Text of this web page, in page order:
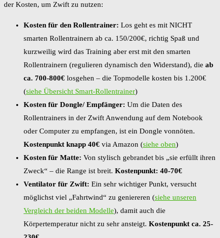
der Kosten, um Zwift zu nutzen:
Kosten für den Rollentrainer: Los geht es mit NICHT
smarten Rollentrainern ab ca. 150/200€, richtig Spaß und
kurzweilig wird das Training aber erst mit den smarten
Rollentrainern (regulieren dynamisch den Widerstand), die ab
ca. 700-800€ losgehen – die Topmodelle kosten bis 1.200€
(siehe Übersicht Smart-Rollentrainer)
Kosten für Dongle/ Empfänger: Um die Daten des
Rollentrainers in der Zwift Anwendung auf dem Notebook
oder Computer zu empfangen, ist ein Dongle vonnöten.
Kostenpunkt knapp 40€ via Amazon (siehe oben)
Kosten für Matte: Von stylisch gebrandet bis „sie erfüllt ihren
Zweck“ – die Range ist breit. Kostenpunkt: 40-70€
Ventilator für Zwift: Ein sehr wichtiger Punkt, versucht
möglichst viel „Fahrtwind“ zu geniereren (siehe unseren
Vergleich der beiden Modelle), damit auch die
Körpertemperatur nicht zu sehr ansteigt. Kostenpunkt ca. 25-